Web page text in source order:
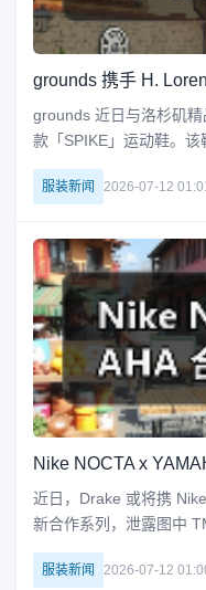
grounds 携手 H.
grounds 近日与洛杉矶
款「SPIKE」运动鞋。该
顽童」设计师 Walter
endonck 2020 秋冬系列
服装新闻 2026-07-12
Nike NOCTA x
近日，Drake 或将携
新合作系列，泄露图中
码，延续 NOCTA 致敬
机工业线条解构，打造
服装新闻 2026-07-12